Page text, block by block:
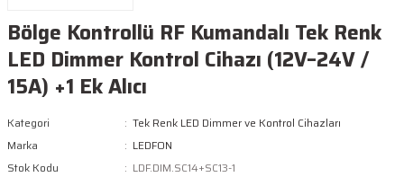
Bölge Kontrollü RF Kumandalı Tek Renk
LED Dimmer Kontrol Cihazı (12V–24V /
15A) +1 Ek Alıcı
Kategori
Tek Renk LED Dimmer ve Kontrol Cihazları
Marka
LEDFON
Stok Kodu
LDF.DIM.SC14+SC13-1